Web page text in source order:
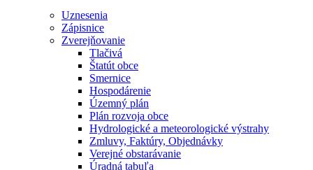
Uznesenia
Zápisnice
Zverejňovanie
Tlačivá
Štatút obce
Smernice
Hospodárenie
Územný plán
Plán rozvoja obce
Hydrologické a meteorologické výstrahy
Zmluvy, Faktúry, Objednávky
Verejné obstarávanie
Úradná tabuľa